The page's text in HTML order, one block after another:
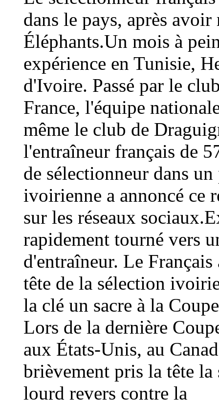
dans le pays, après
Éléphants.Un mois à
expérience en Tunisie,
d'Ivoire. Passé par le
France, l'équipe
même le club de
l'entraîneur français de
de sélectionneur dans
ivoirienne a annoncé ce
sur les réseaux
rapidement tourné vers
d'entraîneur. Le
tête de la sélection
la clé un sacre à la
Lors de la dernière
aux États-Unis, au
brièvement pris la tête
lourd revers contre la